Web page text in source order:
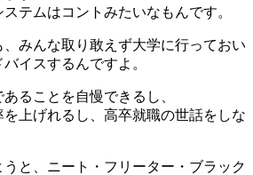
テムはコントみたいなもんです。
みんな取り敢えず大学に行っておい
イスするんですよ。
ることを自慢できるし、
上げれるし、高卒就職の世話をしな
と、ニート・フリーター・ブラック